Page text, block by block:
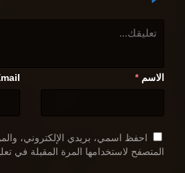
الاسم *
احفظ اسمي، بريدي الإلكتروني،
المتصفح لاستخدامها المرة المقبلة في